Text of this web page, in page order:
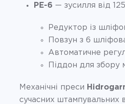
PE-6 — зусилля від
Редуктор із
Повзун з 6
Автоматичне
Піддон для збору
Механічні преси
сучасних штампувальних